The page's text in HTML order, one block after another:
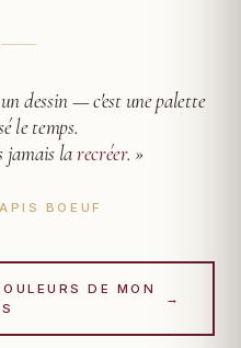
un dessin —c'est une palette
le temps.
jamais larecréer. »
BOEUF
DE MON
→